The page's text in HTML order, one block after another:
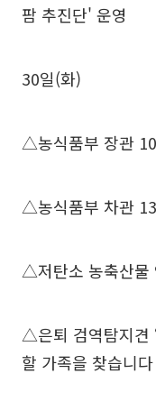
팜 추진단' 운영
30일(화)
△농식품부 장관
△농식품부 차관
△저탄소 농축산물
△은퇴 검역탐지견
할 가족을 찾습니다